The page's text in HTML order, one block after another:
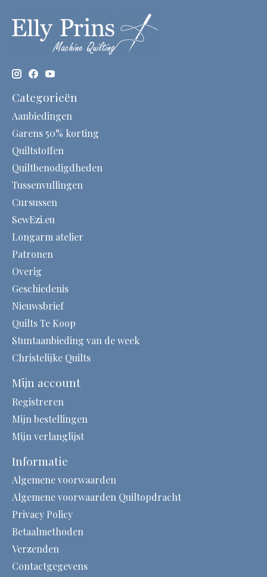
Categorieën
Aanbiedingen
Garens 50% korting
Quiltstoffen
Quiltbenodigdheden
Tussenvullingen
Cursussen
SewEzi.eu
Longarm atelier
Patronen
Overig
Geschiedenis
Nieuwsbrief
Quilts Te Koop
Stuntaanbieding van de week
Christelijke Quilts
Mijn account
Registreren
Mijn bestellingen
Mijn verlanglijst
Informatie
Algemene voorwaarden
Algemene voorwaarden Quiltopdracht
Privacy Policy
Betaalmethoden
Verzenden
Contactgegevens